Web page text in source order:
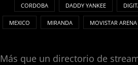
CORDOBA DADDY YANKEE
MEXICO MIRANDA MOVISTAR ARENA
Más que un directorio de